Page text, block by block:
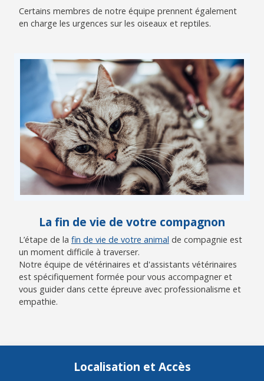
Certains membres de notre équipe prennent également
en charge les urgences sur les oiseaux et reptiles.
La fin de vie de votre compagnon
L’étape de la fin de vie de votre animal de compagnie est
un moment difficile à traverser.
Notre équipe de vétérinaires et d'assistants vétérinaires
est spécifiquement formée pour vous accompagner et
vous guider dans cette épreuve avec professionalisme et
empathie.
Localisation et Accès